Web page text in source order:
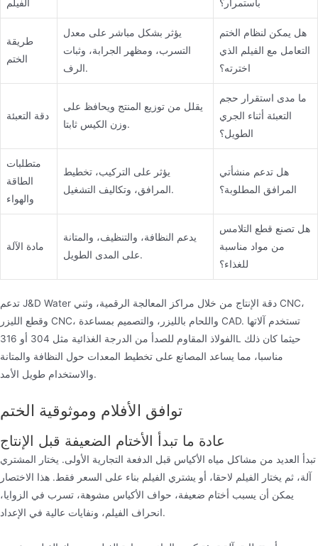
الفيلم
باستمرار؟
طريقة
الختم
يؤثر بشكل مباشر على معدل
التسرب، ومظهر الجرابة، وثبات
الرف.
هل يمكن لنظام الختم
التعامل مع الفيلم الذي
اخترته؟
دقة التعبئة
يقلل من توزيع المنتج ويحافظ على
وزن الكيس ثابتا.
ما مدى استقرار حجم
التعبئة أثناء الجري
الطويل؟
متطلبات
الطاقة
والهواء
يؤثر على التركيب، تخطيط
المرافق، وتكاليف التشغيل.
هل تدعم منشأتي
المرافق المطلوبة؟
مادة الآلة
يدعم النظافة، والتنظيف، والمتانة
على المدى الطويل.
هل تصنع قطع التلامس
من مواد مناسبة
للغذاء؟
تدعم J&D Water دقة الإنتاج من خلال مراكز المعالجة الرقمية، وثني CNC،
وقطع الليزر CNC، واللحام بالليزر، والتصميم بمساعدة CAD. تستخدم آلاتها
الفولاذ المقاوم للصدأ من الدرجة الغذائية مثل 304 أو 316L حيثما كان ذلك
مناسبا، مما يساعد المصانع على تخطيط المعدات حول النظافة والمتانة
والاستخدام طويل الأمد.
توافق الأفلام وموثوقية الختم
عادة ما تبدأ الأختام الضعيفة قبل الإنتاج
تبدأ العديد من مشاكل مياه الأكياس قبل الدفعة التجارية الأولى. يختار المشتري
آلة، ثم يختار الفيلم لاحقا، أو يشتري الفيلم بناء على السعر فقط. هذا الاختصار
يمكن أن يسبب أختام ضعيفة، حواف الأكياس مشوهة، تسرب في الزوايا،
انحراف الفيلم، ونفايات عالية في الإعداد.